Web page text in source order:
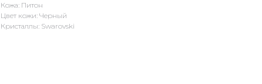
Кожа: Питон
Цвет кожи: Черный
Кристаллы: Swarovski